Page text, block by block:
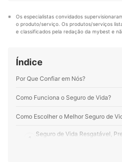
pesquisador de
behavioral finance.
financeiro na Fort
decisões de compra e
Perfil de Lays Tenório
Os especialistas convidados
o produto/serviço. Os produtos/serviços
e classificados pela redação da mybest e
Índice
Por Que Confiar em Nós?
Como Funciona o Seguro de Vida?
Como Escolher o Melhor Seguro de
1
Seguro de Vida Resgatável,